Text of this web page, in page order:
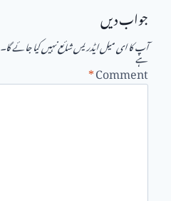
جواب دیں
آپ کا ای میل ایڈریس شائع نہیں کیا جائے گا۔
ہے
Comment
*